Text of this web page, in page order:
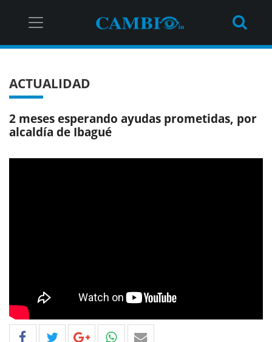
ACTUALIDAD
2 meses esperando ayudas prometidas, por
alcaldía de Ibagué